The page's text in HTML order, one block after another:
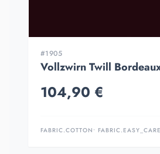
#1905
Vollzwirn Twill
104,90 €
FABRIC.COTTON • FABRIC.EASY_CARE